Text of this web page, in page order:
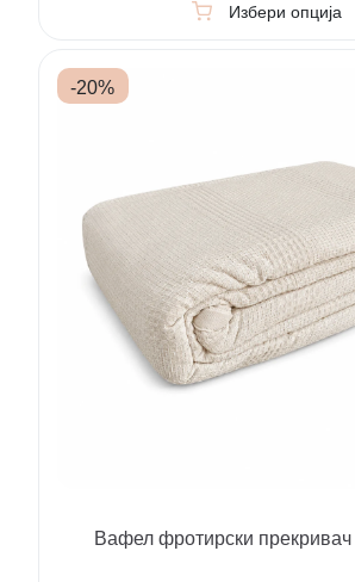
Избери опција
-20%
Вафел фротирски прекривач